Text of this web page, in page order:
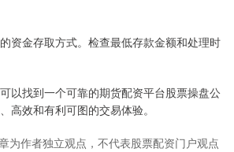
资金存取方式。检查最低存款金额和处理时
以找到一个可靠的期货配资平台股票操盘公
高效和有利可图的交易体验。
为作者独立观点，不代表股票配资门户观点